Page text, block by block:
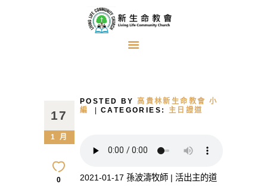
牧者的話
主日證道
浸禮見證
17
1 月
0
POSTED BY 高貴林新生命教會 小
編
CATEGORIES: 主日證道
2021-01-17 孫波濤牧師 | 活出主的道